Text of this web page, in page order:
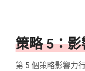
策略 5：
第 5 個策略影響力